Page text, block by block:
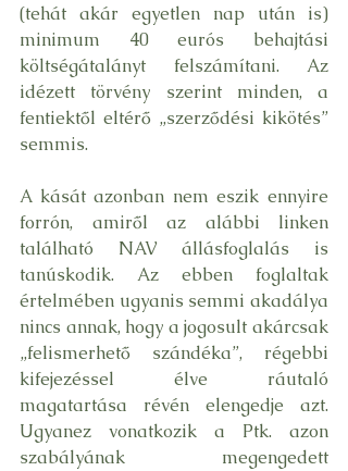
(tehát akár egyetlen nap után is)
minimum 40 eurós behajtási
költségátalányt felszámítani. Az
idézett törvény szerint minden, a
fentiektől eltérő „szerződési kikötés”
semmis.
A kását azonban nem eszik ennyire
forrón, amiről az alábbi linken
található NAV állásfoglalás is
tanúskodik. Az ebben foglaltak
értelmében ugyanis semmi akadálya
nincs annak, hogy a jogosult akárcsak
„felismerhető szándéka”, régebbi
kifejezéssel élve ráutaló
magatartása révén elengedje azt.
Ugyanez vonatkozik a Ptk. azon
szabályának megengedett